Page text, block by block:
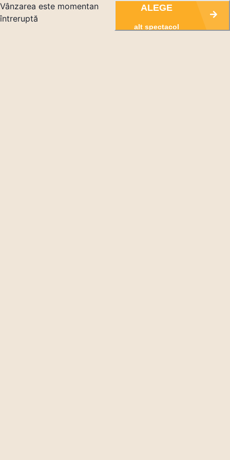
Vânzarea este momentan
întreruptă
ALEGE
alt spectacol